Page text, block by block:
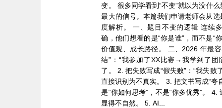
变。 很多同学看到“不变”就以为没什
最大的信号。本篇我们申请老师会从
度解析。 一、题目不变的逻辑 连续
确，他们想看的是“你是谁”，而不是“
价值观、成长路径。 二、2026 年最
结”：“我参加了XX比赛→我学到了团
了。 2. 把失败写成“假失败”：“我失败
直接识别为不真实。 3. 把文书写成“夸
是“你如何思考”，不是“你多优秀”。
显得不自然。 5. AI...